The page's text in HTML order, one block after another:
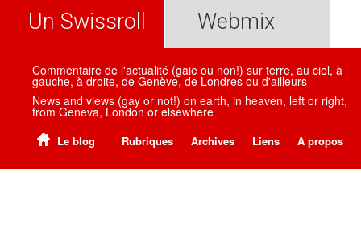
Un Swissroll Webmix
Commentaire de l'actualité (gaie ou non!) sur terre, au ciel, à
gauche, à droite, de Genève, de Londres ou d'ailleurs
News and views (gay or not!) on earth, in heaven, left or right,
from Geneva, London or elsewhere
Le blog Rubriques Archives Liens A propos